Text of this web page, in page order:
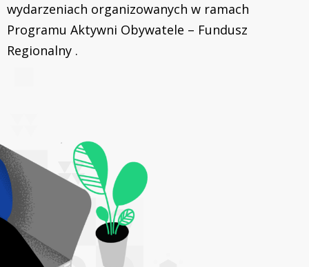
wydarzeniach organizowanych w ramach
Programu Aktywni Obywatele – Fundusz
Regionalny .